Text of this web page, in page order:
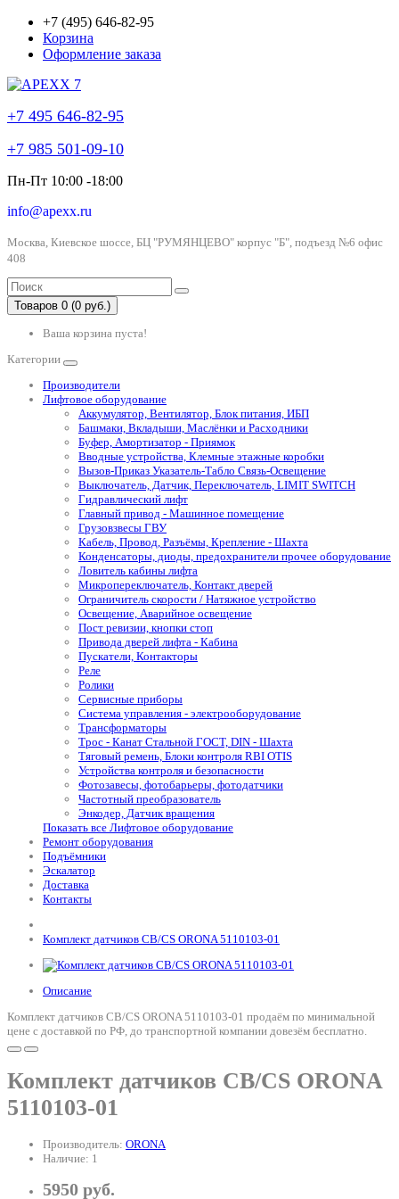
+7 (495) 646-82-95
Корзина
Оформление заказа
+7 495 646-82-95
+7 985 501-09-10
Пн-Пт 10:00 -18:00
info@apexx.ru
Москва, Киевское шоссе, БЦ "РУМЯНЦЕВО" корпус "Б", подъезд №6 офис
408
Товаров 0 (0 руб.)
Ваша корзина пуста!
Категории
Производители
Лифтовое оборудование
Аккумулятор, Вентилятор, Блок питания, ИБП
Башмаки, Вкладыши, Маслёнки и Расходники
Буфер, Амортизатор - Приямок
Вводные устройства, Клемные этажные коробки
Вызов-Приказ Указатель-Табло Связь-Освещение
Выключатель, Датчик, Переключатель, LIMIT SWITCH
Гидравлический лифт
Главный привод - Машинное помещение
Грузовзвесы ГВУ
Кабель, Провод, Разъёмы, Крепление - Шахта
Конденсаторы, диоды, предохранители прочее оборудование
Ловитель кабины лифта
Микропереключатель, Контакт дверей
Ограничитель скорости / Натяжное устройство
Освещение, Аварийное освещение
Пост ревизии, кнопки стоп
Привода дверей лифта - Кабина
Пускатели, Контакторы
Реле
Ролики
Сервисные приборы
Система управления - электрооборудование
Трансформаторы
Трос - Канат Стальной ГОСТ, DIN - Шахта
Тяговый ремень, Блоки контроля RBI OTIS
Устройства контроля и безопасности
Фотозавесы, фотобарьеры, фотодатчики
Частотный преобразователь
Энкодер, Датчик вращения
Показать все Лифтовое оборудование
Ремонт оборудования
Подъёмники
Эскалатор
Доставка
Контакты
Комплект датчиков CB/CS ORONA 5110103-01
Описание
Комплект датчиков CB/CS ORONA 5110103-01 продаём по минимальной
цене с доставкой по РФ, до транспортной компании довезём бесплатно.
Комплект датчиков CB/CS ORONA
5110103-01
Производитель: ORONA
Наличие: 1
5950 руб.